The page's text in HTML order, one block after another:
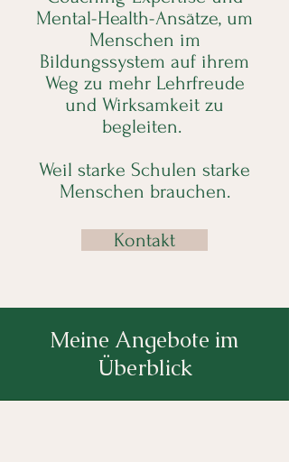
Mental-Health-Ansätze, um
Menschen im
Bildungssystem auf ihrem
Weg zu mehr Lehrfreude
und Wirksamkeit zu
begleiten.
Weil starke Schulen starke
Menschen brauchen.
Kontakt
Meine Angebote im
Überblick